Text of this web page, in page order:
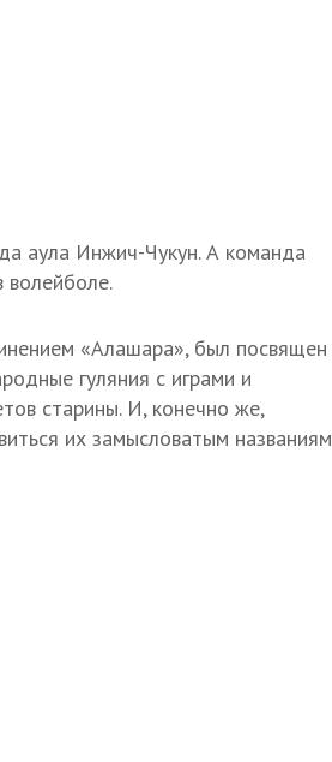
аула Инжич-Чукун. А команда
волейболе.
«Алашара», был посвящен
гуляния с играми и
старины. И, конечно же,
их замысловатым названиям